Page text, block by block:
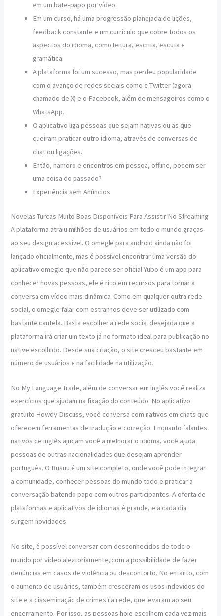
em um bate-papo por vídeo.
Em um curso, há uma progressão planejada de lições,
feedback constante e um currículo que cobre todos os
aspectos do idioma, como leitura, escrita, escuta e
gramática.
A plataforma foi um sucesso, mas perdeu popularidade
com o avanço de redes sociais como o Twitter (agora
chamado de X) e o Facebook, além de mensageiros como o
WhatsApp.
O aplicativo liga pessoas que sejam nativas ou as que
queiram praticar outro idioma, através de conversas de
chat ou ligações.
Então, namoro e encontros em pessoa, offline, podem ser
uma coisa do passado?
Experiência sem Anúncios
Novelas Turcas Muito Boas Disponíveis Para Assistir No Streaming
A plataforma atraiu milhões de usuários em todo o mundo graças
ao seu design acessível. O omegle para android ainda não foi
lançado oficialmente, mas é possível encontrar uma versão do
aplicativo omegle que não parece ser oficial Yubo é um app para
conhecer novas pessoas, ele é rico em recursos para tornar a
conversa em vídeo mais dinâmica. Como em qualquer outra rede
social, o omegle falar com estranhos deve ser utilizado com
bastante cautela. Basta escolher a rede social desejada que a
plataforma irá criar um texto já no formato ideal para publicação no
native escolhido. Desde sua criação, o site cresceu bastante em
número de usuários e na facilidade na utilização.
No My Language Trade, além de conversar em inglês você realiza
exercícios que ajudam na fixação do conteúdo. No aplicativo
gratuito Howdy Discuss, você conversa com nativos em chats que
oferecem ferramentas de tradução e correção. Enquanto falantes
nativos de inglês ajudam você a melhorar o idioma, você ajuda
pessoas de outras nacionalidades que desejam aprender
português. O Busuu é um site completo, onde você pode integrar
a comunidade, conhecer pessoas do mundo todo e praticar a
conversação batendo papo com outros participantes. A oferta de
plataformas e aplicativos de idiomas é grande, e a cada dia
surgem novidades.
No site, é possível conversar com desconhecidos de todo o
mundo por vídeo aleatoriamente, com a possibilidade de fazer
denúncias em casos de violência ou desconforto. No entanto, com
o aumento de usuários, também cresceram os usos indevidos do
site e a disseminação de crimes na rede, que levaram ao seu
encerramento. Por isso, as pessoas hoje escolhem cada vez mais